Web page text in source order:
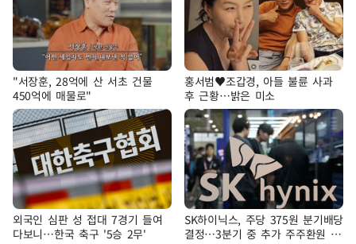
"서장훈, 28억에 산 서초 건물
450억에 매물로"
홍서범♥조갑경, 아들 불륜 사과
후 근황…밝은 미소
외국인 심판 성 접대 7경기 들여
다보니…한국 축구 '5승 2무'
SK하이닉스, 주당 375원 분기배당
결정…3분기 중 추가 주주환원 발